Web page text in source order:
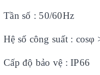
Tần số : 50/60Hz
Hệ số công suất : cosφ
Cấp độ bảo vệ : IP66